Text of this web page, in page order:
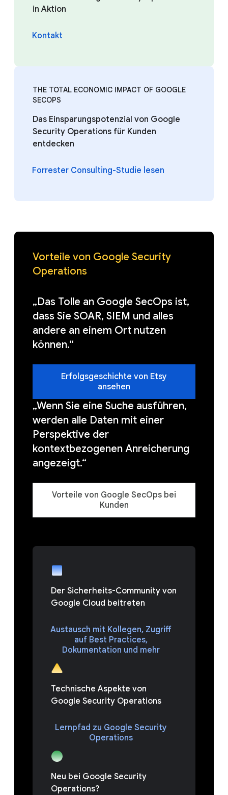
in Aktion
Kontakt
THE TOTAL ECONOMIC IMPACT OF GOOGLE
SECOPS
Das Einsparungspotenzial von Google
Security Operations für Kunden
entdecken
Forrester Consulting-Studie lesen
Vorteile von Google Security
Operations
„Das Tolle an Google SecOps ist,
dass Sie SOAR, SIEM und alles
andere an einem Ort nutzen
können.“
Erfolgsgeschichte von Etsy
ansehen
„Wenn Sie eine Suche ausführen,
werden alle Daten mit einer
Perspektive der
kontextbezogenen Anreicherung
angezeigt.“
Vorteile von Google SecOps bei
Kunden
Der Sicherheits-Community von
Google Cloud beitreten
Austausch mit Kollegen, Zugriff
auf Best Practices,
Dokumentation und mehr
Technische Aspekte von
Google Security Operations
Lernpfad zu Google Security
Operations
Neu bei Google Security
Operations?